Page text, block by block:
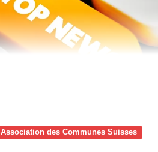
Association des Communes Suisses